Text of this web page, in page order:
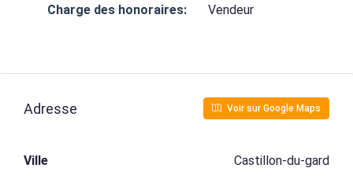
Charge des honoraires: Vendeur
Adresse Voir sur Google Maps
Ville Castillon-du-gard